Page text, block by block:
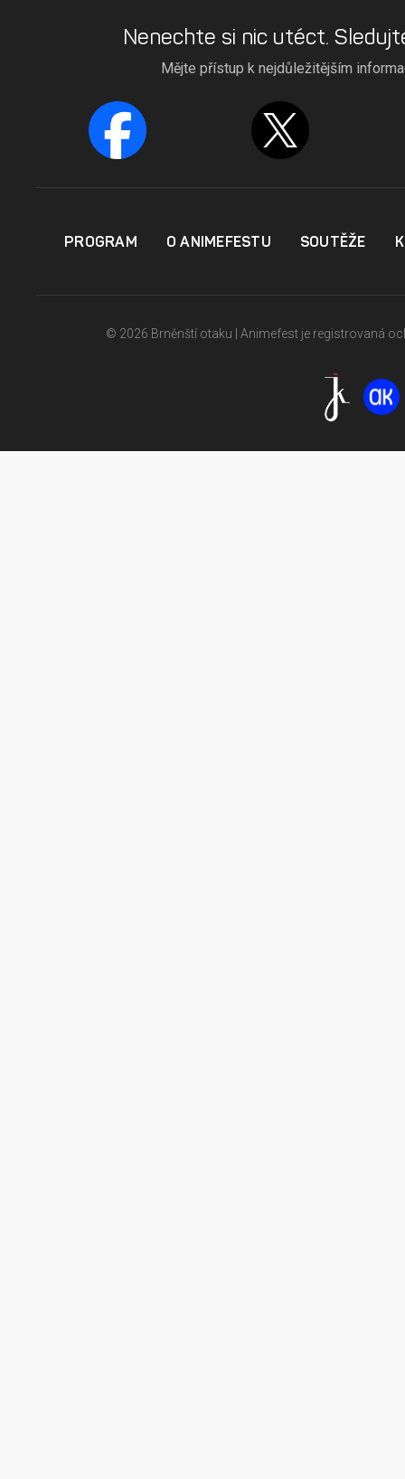
Nenechte si nic utéct.
Mějte přístup k nejdůležitějším
PROGRAM O ANIMEFESTU SOUTĚŽE
© 2026 Brněnští otaku | Animefest je registrovaná